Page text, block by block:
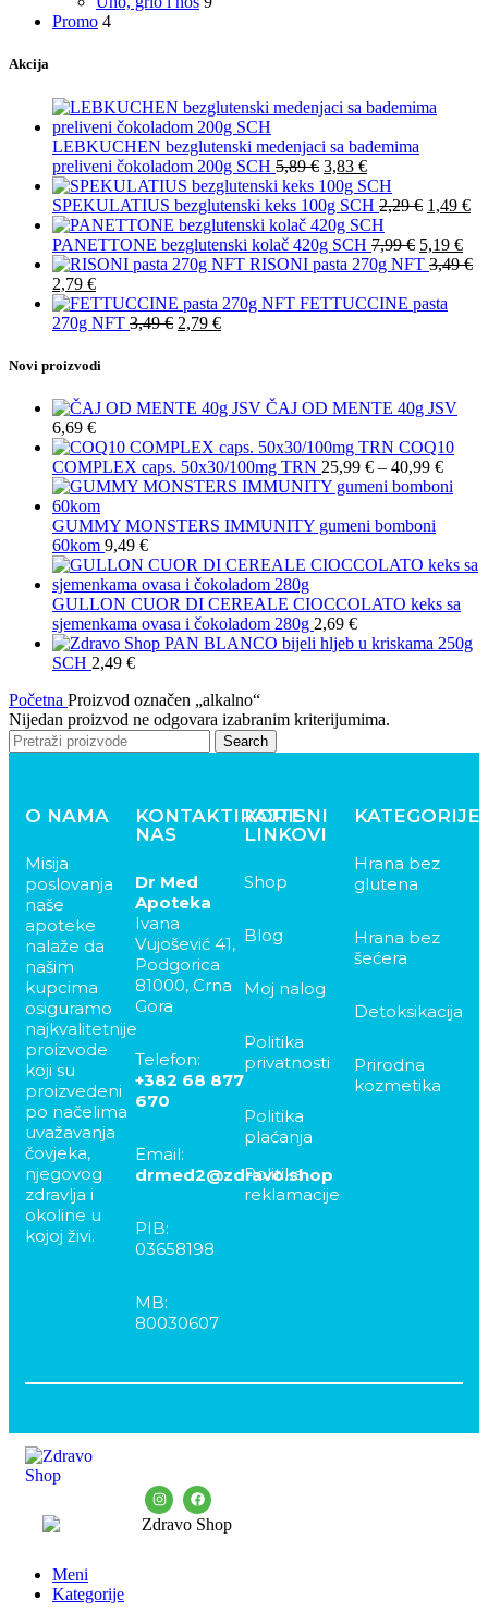
Promo 4
Akcija
LEBKUCHEN bezglutenski medenjaci sa bademima
preliveni čokoladom 200g SCH 5,89€ 3,83 €
SPEKULATIUS bezglutenski keks 100g SCH 2,29€ 1,49 €
PANETTONE bezglutenski kolač 420g SCH 7,99€ 5,19 €
RISONI pasta 270g NFT 3,49€
2,79 €
FETTUCCINE pasta
270g NFT 3,49€ 2,79 €
Novi proizvodi
ČAJ OD MENTE 40g JSV
6,69 €
COQ10
COMPLEX caps. 50x30/100mg TRN 25,99 € – 40,99 €
GUMMY MONSTERS IMMUNITY gumeni bomboni
60kom 9,49 €
GULLON CUOR DI CEREALE CIOCCOLATO keks sa
sjemenkama ovasa i čokoladom 280g 2,69 €
PAN BLANCO bijeli hljeb u kriskama 250g
SCH 2,49 €
Početna Proizvod označen „alkalno“
Nijedan proizvod ne odgovara izabranim kriterijumima.
Search
O NAMA
Misija
poslovanja
naše
apoteke
nalaže da
našim
kupcima
osiguramo
najkvalitetnije
proizvode
koji su
proizvedeni
po načelima
uvažavanja
čovjeka,
njegovog
zdravlja i
okoline u
kojoj živi.
KONTAKTIRAJTE
NAS
Dr Med
Apoteka
Ivana
Vujošević 41,
Podgorica
81000, Crna
Gora
Telefon:
+382 68 877
670
Email:
drmed2@zdravo.shop
PIB:
03658198
MB:
80030607
KORISNI
LINKOVI
Shop
Blog
Moj nalog
Politika
privatnosti
Politika
plaćanja
Politika
reklamacije
KATEGORIJE
Hrana bez
glutena
Hrana bez
šećera
Detoksikacija
Prirodna
kozmetika
Meni
Kategorije